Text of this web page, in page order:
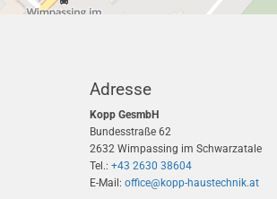
Adresse
Kopp GesmbH
Bundesstraße 62
2632 Wimpassing im Schwarzatale
Tel.: +43 2630 38604
E-Mail: office@kopp-haustechnik.at